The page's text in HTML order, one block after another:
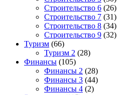
Строительство 6 (26)
Строительство 7 (31)
Строительство 8 (34)
Строительство 9 (32)
Туризм (66)
Туризм 2 (28)
Финансы (105)
Финансы 2 (28)
Финансы 3 (44)
Финансы 4 (2)